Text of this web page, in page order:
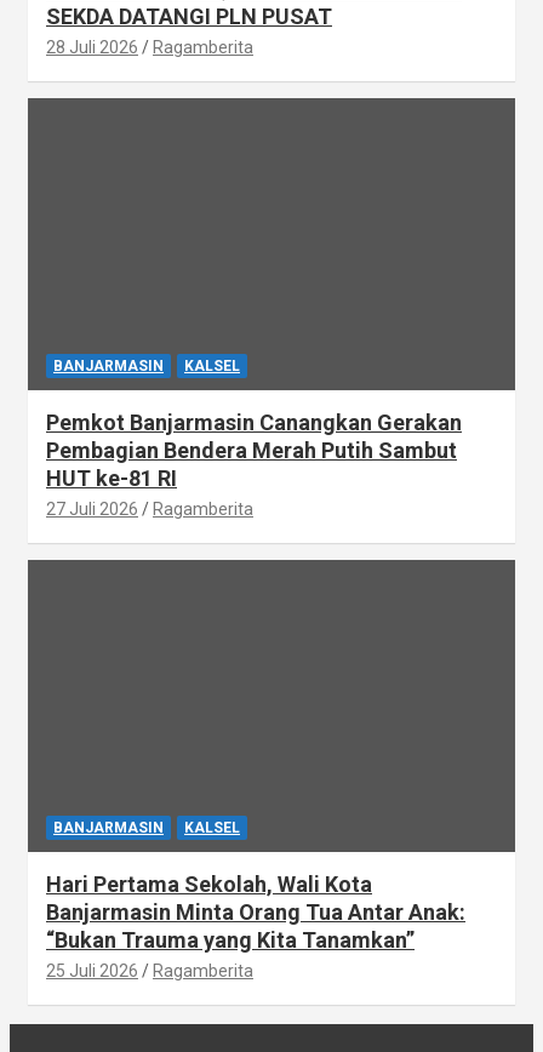
SEKDA DATANGI PLN PUSAT
28 Juli 2026 Ragamberita
BANJARMASIN KALSEL
Pemkot Banjarmasin Canangkan Gerakan
Pembagian Bendera Merah Putih Sambut
HUT ke-81 RI
27 Juli 2026 Ragamberita
BANJARMASIN KALSEL
Hari Pertama Sekolah, Wali Kota
Banjarmasin Minta Orang Tua Antar Anak:
“Bukan Trauma yang Kita Tanamkan”
25 Juli 2026 Ragamberita